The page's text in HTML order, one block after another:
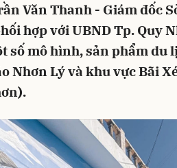
Văn Thanh - Giám đốc
hợp với UBND Tp. Quy
số mô hình, sản phẩm du
Nhơn Lý và khu vực Bãi